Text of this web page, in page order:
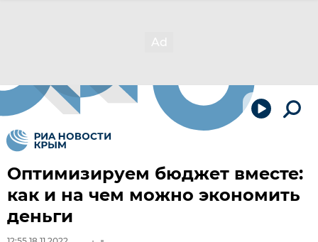
Оптимизируем бюджет вместе:
как и на чем можно экономить
деньги